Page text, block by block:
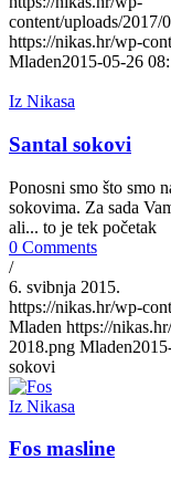
content/uploads/
https://nikas.hr/wp-
Mladen2015-05-26
Iz Nikasa
Santal sokovi
Ponosni smo što smo
sokovima. Za sada
ali... to je tek početak
0 Comments
/
6. svibnja 2015.
https://nikas.hr/wp-
Mladen https://
2018.png Mladen
sokovi
Iz Nikasa
Fos masline